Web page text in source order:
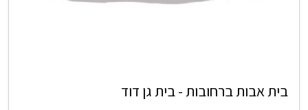
בית אבות ברחובות - בית גן דוד